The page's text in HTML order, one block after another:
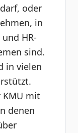
oder
in
HR-
sind.
in vielen
mit
denen